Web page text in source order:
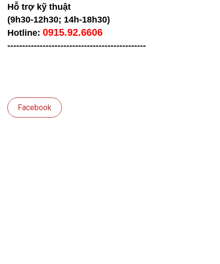
Hỗ trợ kỹ thuật
(9h30-12h30; 14h-18h30)
Hotline: 0915.92.6606
-----------------------------------------------
Facebook